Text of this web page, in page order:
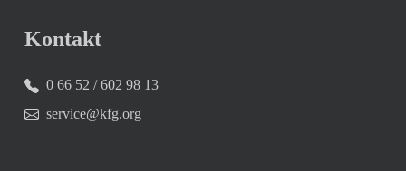
Kontakt
0 66 52 / 602 98 13
service@kfg.org